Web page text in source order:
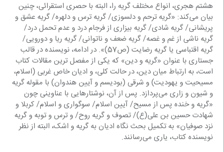
هشتم هجری، انواع مختلف گریه را، البته با حصری استقرائی، چنین
بیان می‌کند: «گریه ترحم و دلسوزی/ گریه ترس و دلهره/ گریه عشق و
پریشانی/ گریه شادی/ گریه بیزاری از فرجام درد و عدم تحمل درد/
گریه ناشی از غم و غصه/ گریه ضعف و ناتوانی/ گریه ریا و دورویی/
گریه اقتباسی یا گریه رضایت (ص57)». در ادامه، نویسنده در قالب
جستاری با عنوان «گریه و دین» که یکی از مفصل ترین مقالات کتاب
است، به ارتباط میان دین، در حالت کلی، و ادیان خاص غربی (اسلام،
مسیحیت و یهودیت) و شرقی (بودیسم و آیین هندوان) با مقوله گریه
و شیون و زاری می‌پردازد. پس از آن، نوشتارهایی با عناوینی چون
«گریه و خنده پس از مسیح/ آیین اسلام/ سوگواری و اسلام/ کربلا و
شهادت حسین بن علی(ع)/ تصوف و گریه روح/ و ترس و توبه و گریه
نزد صوفیان» به تکمیل بحث نگاه ادیان به گریه و اشک، البته از نظر
نویسنده کتاب، یاری می‌رسانند.